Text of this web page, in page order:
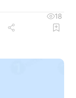
із даними 18